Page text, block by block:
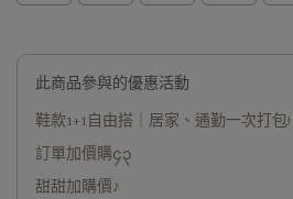
此商品參與的優惠活動
鞋款1+1自由搭｜居家、通勤一次打包!
訂單加價購၄၃
甜甜加購價♪